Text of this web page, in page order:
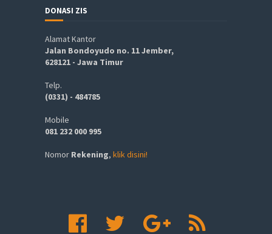
DONASI ZIS
Alamat Kantor
Jalan Bondoyudo no. 11 Jember,
628121 - Jawa Timur
Telp.
(0331) - 484785
Mobile
081 232 000 995
Nomor Rekening, klik disini!